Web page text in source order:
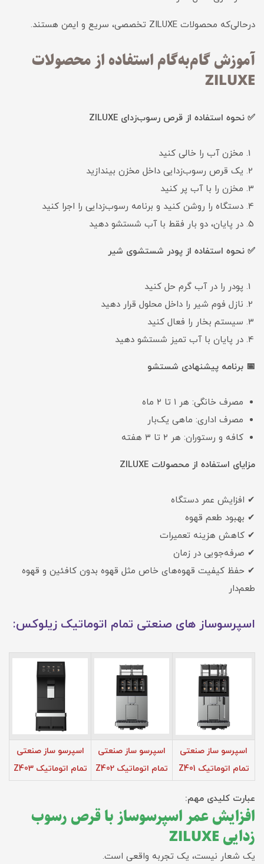
درحالی‌که محصولات ZILUXE تخصصی، سریع و ایمن هستند.
آموزش گام‌به‌گام استفاده از محصولات
ZILUXE
✅ نحوه استفاده از قرص رسوب‌زدای ZILUXE
مخزن آب را خالی کنید
یک قرص رسوب‌زدایی داخل مخزن بیندازید
مخزن را با آب پر کنید
دستگاه را روشن کنید و برنامه رسوب‌زدایی را اجرا کنید
در پایان، دو بار فقط با آب شستشو دهید
✅ نحوه استفاده از پودر شستشوی شیر
پودر را در آب گرم حل کنید
نازل فوم‌ شیر را داخل محلول قرار دهید
سیستم بخار را فعال کنید
در پایان با آب تمیز شستشو دهید
📅 برنامه پیشنهادی شستشو
مصرف خانگی: هر ۱ تا ۲ ماه
مصرف اداری: ماهی یک‌بار
کافه و رستوران: هر ۲ تا ۳ هفته
مزایای استفاده از محصولات ZILUXE
✔ افزایش عمر دستگاه
✔ بهبود طعم قهوه
✔ کاهش هزینه تعمیرات
✔ صرفه‌جویی در زمان
✔ حفظ کیفیت قهوه‌های خاص مثل قهوه بدون کافئین و قهوه
طعم‌دار
اسپرسوساز های صنعتی تمام اتوماتیک زیلوکس:
اسپرسو ساز صنعتی
تمام اتوماتیک Z401
اسپرسو ساز صنعتی
تمام اتوماتیک Z402
اسپرسو ساز صنعتی
تمام اتوماتیک Z403
عبارت کلیدی مهم:
افزایش عمر اسپرسوساز با قرص رسوب
زدایی ZILUXE
یک شعار نیست، یک تجربه واقعی است.